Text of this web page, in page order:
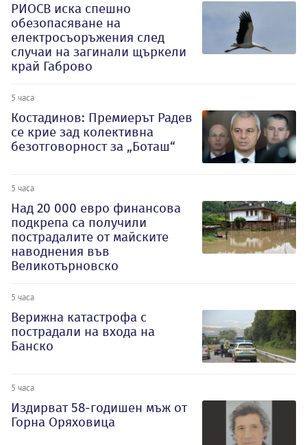
РИОСВ иска спешно
обезопасяване на
електросъоръжения след
случаи на загинали щъркели
край Габрово
5 часа
Костадинов: Премиерът Радев
се крие зад колективна
безотговорност за „Боташ“
5 часа
Над 20 000 евро финансова
подкрепа са получили
пострадалите от майските
наводнения във
Великотърновско
5 часа
Верижна катастрофа с
пострадали на входа на
Банско
5 часа
Издирват 58-годишен мъж от
Горна Оряховица